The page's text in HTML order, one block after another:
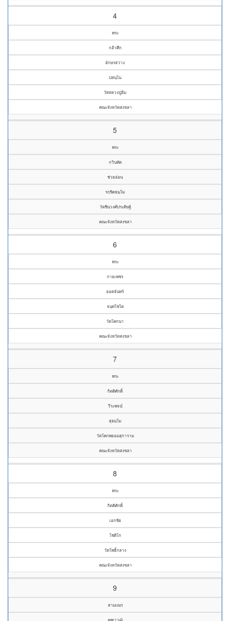
4
พระ
กล้าศึก
อักษรสว่าง
ปสนฺโน
วัดหลวงปู่อิ่ม
คณะจังหวัดสงขลา
5
พระ
กวินทัต
ช่วยอ่อน
รกฺขิตธมฺโม
วัดชินวงศ์ประดิษฐ์
คณะจังหวัดสงขลา
6
พระ
กายเพชร
ยอดจันทร์
จนฺทโชโต
วัดโคกนา
คณะจังหวัดสงขลา
7
พระ
กิตติศักดิ์
วีระพจน์
สุธมฺโม
วัดโคกพยอมสุการาม
คณะจังหวัดสงขลา
8
พระ
กิตติศักดิ์
เอกชัย
โชติโก
วัดโพธิ์กลาง
คณะจังหวัดสงขลา
9
สามเณร
คฑาวุฒิ